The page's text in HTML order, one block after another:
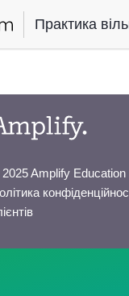
Практика
Amplify Education